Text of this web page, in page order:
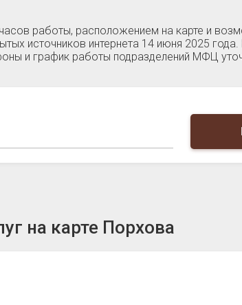
работы, расположением на карте и
источников интернета 14 июня 2025 года.
и график работы подразделений МФЦ
на карте Порхова